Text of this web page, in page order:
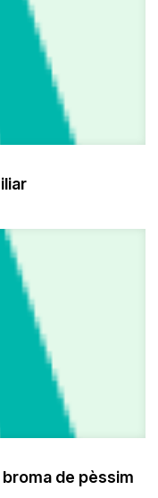
de pèssim